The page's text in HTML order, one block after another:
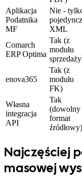
Aplikacja
Podatnika
MF
Nie -
XML
Comarch
ERP Optima
Tak (z
modułu
enova365
Tak (z
modułu
FK)
Własna
integracja
API
Tak
(dowolny
format
źródłowy)
Najczęściej
masowej